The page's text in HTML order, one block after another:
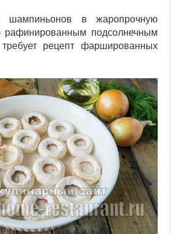
в жаропрочную
подсолнечным
рецепт фаршированных